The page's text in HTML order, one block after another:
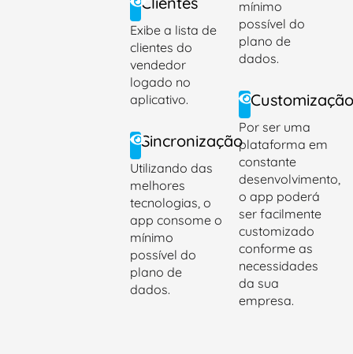
Exibe a lista de
clientes do
vendedor
logado no
aplicativo.
Sincronização
Utilizando das
melhores
tecnologias, o
app consome o
mínimo
possível do
plano de
dados.
mínimo
possível do
plano de
dados.
Customização
Por ser uma
plataforma em
constante
desenvolvimento,
o app poderá
ser facilmente
customizado
conforme as
necessidades
da sua
empresa.